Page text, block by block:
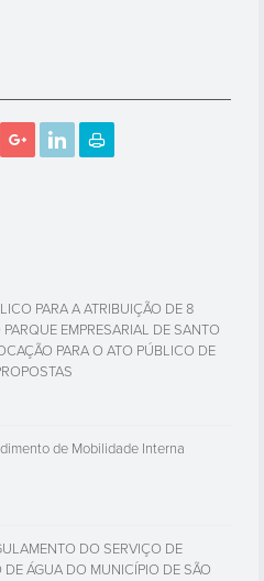
PARA A ATRIBUIÇÃO DE 8
EMPRESARIAL DE SANTO
PARA O ATO PÚBLICO DE
de Mobilidade Interna
DO SERVIÇO DE
ÁGUA DO MUNICÍPIO DE SÃO